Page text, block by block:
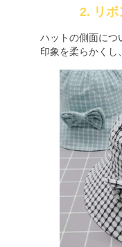
2. リボ
ハットの側面につ
印象を柔らかくし